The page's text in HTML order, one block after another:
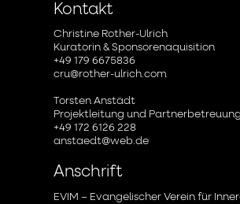
Kontakt
Christine Rother-Ulrich
Kuratorin & Sponsorenaquisition
+49 179 6675836
cru@rother-ulrich.com
Torsten Anstädt
Projektleitung und Partnerbetreuung
+49 172 6126 228
anstaedt@web.de
Anschrift
EVIM – Evangelischer Verein für